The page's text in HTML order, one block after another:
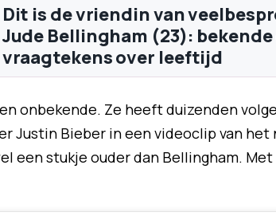
Dit is de vriendin van
Jude Bellingham (23): bekende
vraagtekens over leeftijd
onbekende. Ze heeft duizenden
Justin Bieber in een videoclip van het
een stukje ouder dan Bellingham.